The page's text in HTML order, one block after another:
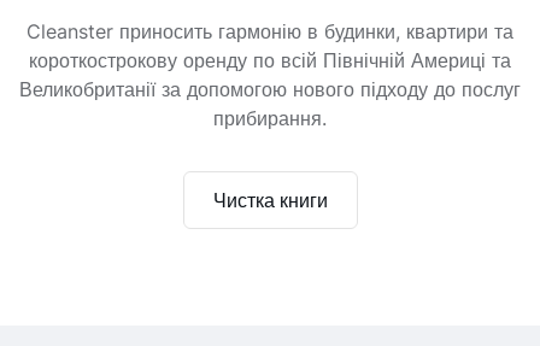
Cleanster приносить гармонію в будинки, квартири та
короткострокову оренду по всій Північній Америці та
Великобританії за допомогою нового підходу до послуг
прибирання.
Чистка книги